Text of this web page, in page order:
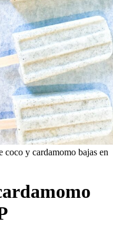
coco y cardamomo bajas en